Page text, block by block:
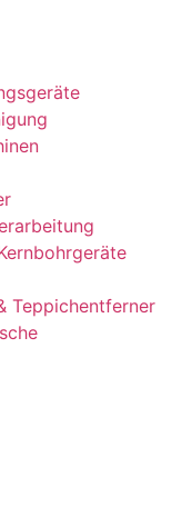
Teppichentferner